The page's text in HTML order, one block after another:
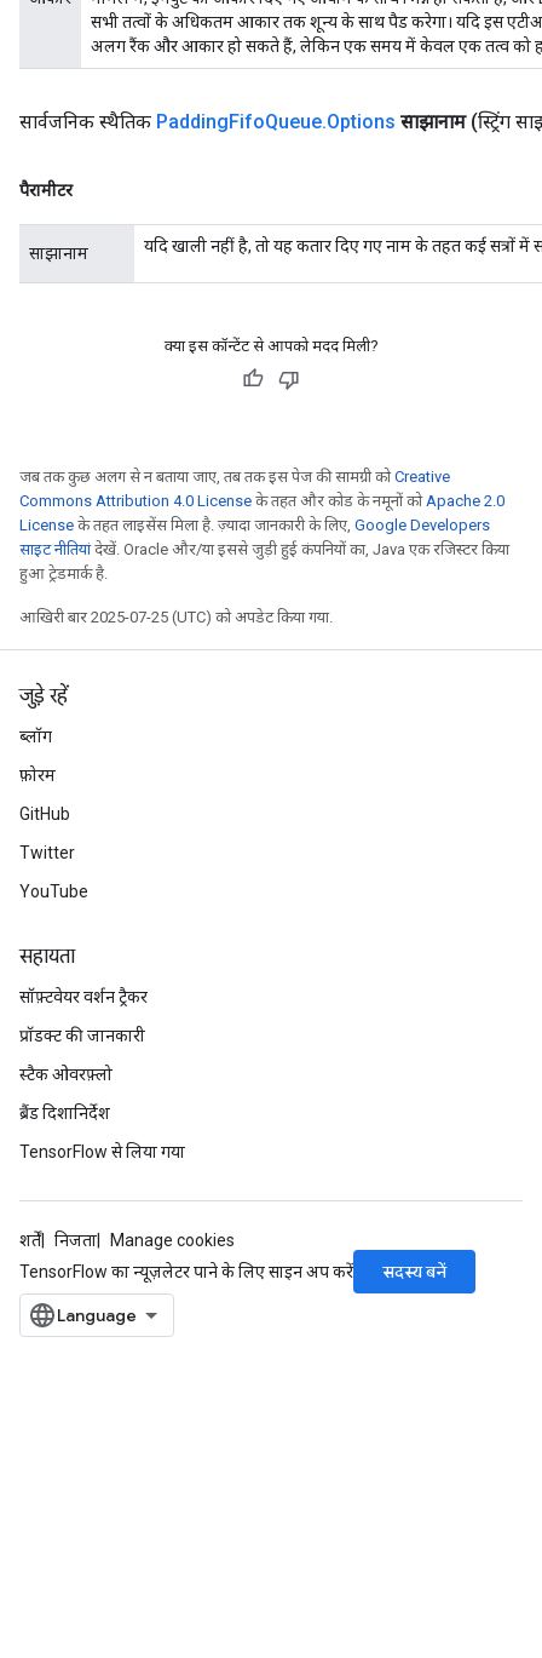
सभी तत्वों के अधिकतम आकार तक शून्य के साथ पैड करेगा। यदि इस
अलग रैंक और आकार हो सकते हैं, लेकिन एक समय में केवल एक तत्व को
सार्वजनिक स्थैतिक PaddingFifoQueue.Options साझानाम (स्ट्रिंग
पैरामीटर
साझानाम यदि खाली नहीं है, तो यह कतार दिए गए नाम के तहत कई सत्रों में
क्या इस कॉन्टेंट से आपको मदद मिली?
जब तक कुछ अलग से न बताया जाए, तब तक इस पेज की सामग्री कोCreative
Commons Attribution 4.0 License के तहत और कोड के नमूनों कोApache 2.0
License के तहत लाइसेंस मिला है. ज़्यादा जानकारी के लिए, Google Developers
साइट नीतियांदेखें. Oracle और/या इससे जुड़ी हुई कंपनियों का, Java एक रजिस्टर किया
हुआ ट्रेडमार्क है.
आखिरी बार 2025-07-25 (UTC) को अपडेट किया गया.
जुड़े रहें
ब्लॉग
फ़ोरम
GitHub
Twitter
YouTube
सहायता
सॉफ़्टवेयर वर्शन ट्रैकर
प्रॉडक्ट की जानकारी
स्टैक ओवरफ़्लो
ब्रैंड दिशानिर्देश
TensorFlow से लिया गया
शर्तें निजता
Manage cookies
TensorFlow का न्यूज़लेटर पाने के लिए साइन अप करें
सदस्य बनें